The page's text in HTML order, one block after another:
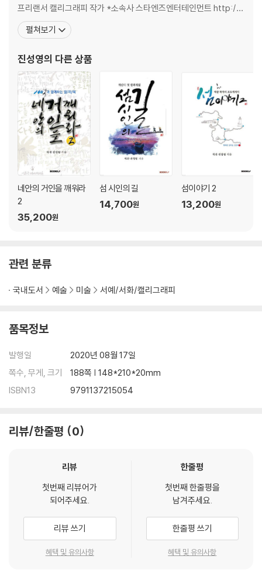
제21화 함께 걷는 길은
제22화 살다 보면
제23화 한 잔의 차(茶)를 마시며
제25화 감사합니데이
제26화 요동치는 섬을 보았다
제27화 건강이 있는 곳에 자유가 있다
제28화 움직이지 않으면
제29화 모래만 가득하고 진주는 없다
제30화 ‘첫 마음’을 기억하시나요?
제31화 내 마음의 거울부터 닦자
제32화 생각의 틀을 깨면 새로운 세상이 열린다
제33화 모든 것은 지금부터다
제34화 잘남은 때로는 불행의 단초가 된다
제35화 비가 그치면 맑은 날이 온다
제36화 오늘도 웃을 수 있는 당신이었으면
제39화 기다림은 희망이다
제40화 별을 빛내기 위해 하늘은 스스로 어두워진다
제41화 당당함
제44화 소유(所有)의 끝
제46화 원칙은 깨라고 있는 것이 아니다
제47화 선비는 얼어 죽어도 겻불을 쬐지 않는다
제48화 모든 선택에는 정답과 오답이 공존한다
작가의 말
프리랜서 캘리그래피 작가 *소속사 스타엔즈엔터테인먼트 http://
www.star10003.com *대표작 -SBS수목드라마 나쁜남자 타이
틀서체(2010.5) -광복70주년 특별기획 KBS대하드라마 징비록 타
0
펼쳐보기
진성영의 다른 상품
네안의 거인을 깨워라
2
35,200원
섬 시인의 길
14,700원
섬이야기 2
13,200원
관련 분류
국내도서 예술 미술 서예/서화/캘리그래피
품목정보
발행일
2020년 08월 17일
쪽수, 무게, 크기
188쪽 | 148*210*20mm
ISBN13
9791137215054
리뷰/한줄평 0
리뷰
첫번째 리뷰어가
되어주세요.
리뷰 쓰기
혜택 및 유의사항
한줄평
첫번째 한줄평을
남겨주세요.
한줄평 쓰기
혜택 및 유의사항